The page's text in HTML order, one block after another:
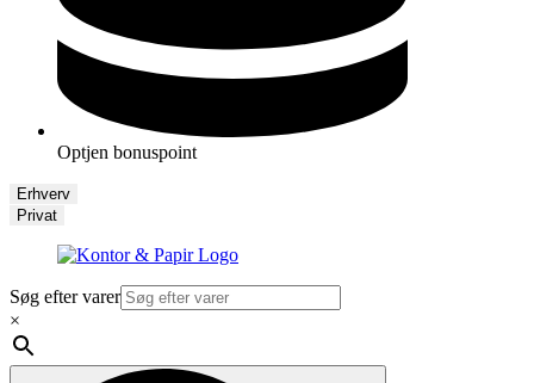
Optjen bonuspoint
Erhverv
Privat
Søg efter varer
×